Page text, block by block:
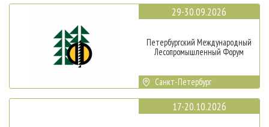
29-30.09.2026
Петербургский Международный
Лесопромышленный Форум
Санкт-Петербург
17-20.10.2026